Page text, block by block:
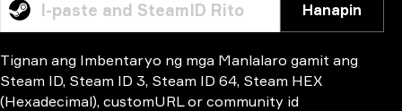
Hanapin
Tignan ang Imbentaryo ng mga Manlalaro gamit ang
Steam ID, Steam ID 3, Steam ID 64, Steam HEX
(Hexadecimal), customURL or community id